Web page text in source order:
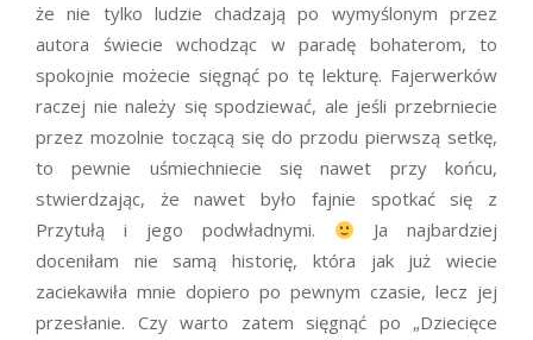
że nie tylko ludzie chadzają po wymyślonym przez
autora świecie wchodząc w paradę bohaterom, to
spokojnie możecie sięgnąć po tę lekturę. Fajerwerków
raczej nie należy się spodziewać, ale jeśli przebrniecie
przez mozolnie toczącą się do przodu pierwszą setkę,
to pewnie uśmiechniecie się nawet przy końcu,
stwierdzając, że nawet było fajnie spotkać się z
Przytułą i jego podwładnymi.
Ja najbardziej
doceniłam nie samą historię, która jak już wiecie
zaciekawiła mnie dopiero po pewnym czasie, lecz jej
przesłanie. Czy warto zatem sięgnąć po „Dziecięce